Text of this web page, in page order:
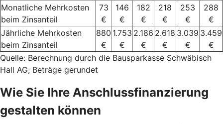
Monatliche Mehrkosten
beim Zinsanteil
73
€
146
€
182
€
218
€
253
€
288
€
Jährliche Mehrkosten
beim Zinsanteil
880
€
1.753
€
2.186
€
2.618
€
3.039
€
3.459
€
Quelle: Berechnung durch die Bausparkasse Schwäbisch
Hall AG; Beträge gerundet
Wie Sie Ihre Anschlussfinanzierung
gestalten können